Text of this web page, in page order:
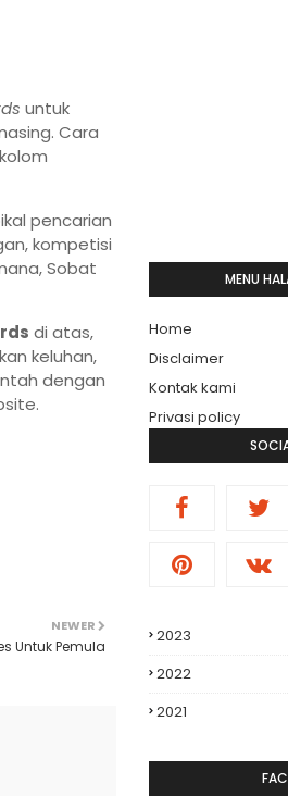
untuk
Cara
pencarian
kompetisi
Sobat
di atas,
keluhan,
dengan
NEWER
Untuk Pemula
MENU
Home
Disclaimer
Kontak kami
Privasi policy
2023
2022
2021